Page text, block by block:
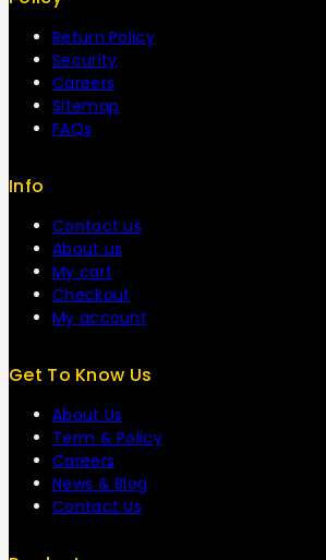
Return Policy
Security
Careers
Sitemap
FAQs
Info
Contact us
About us
My cart
Checkout
My account
Get To Know Us
About Us
Term & Policy
Careers
News & Blog
Contact Us